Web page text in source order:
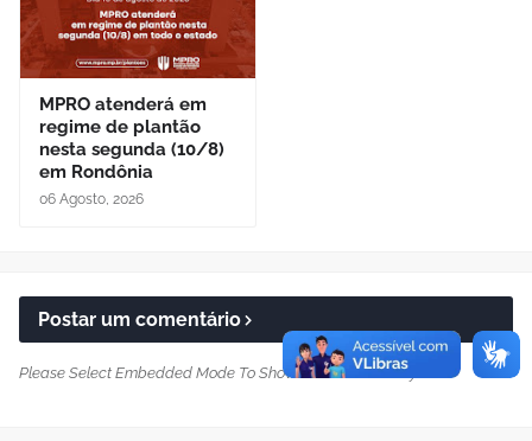
MPRO atenderá em
regime de plantão
nesta segunda (10/8)
em Rondônia
06 Agosto, 2026
Postar um comentário
Please Select Embedded Mode To Show The Comment System. *